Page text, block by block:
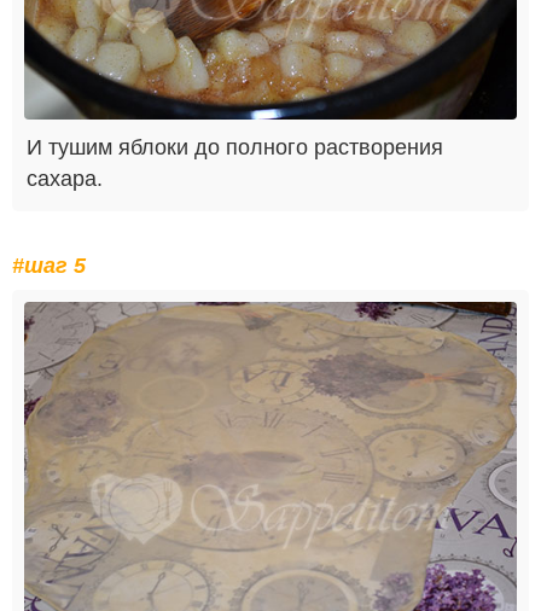
И тушим яблоки до полного растворения
сахара.
#шаг 5